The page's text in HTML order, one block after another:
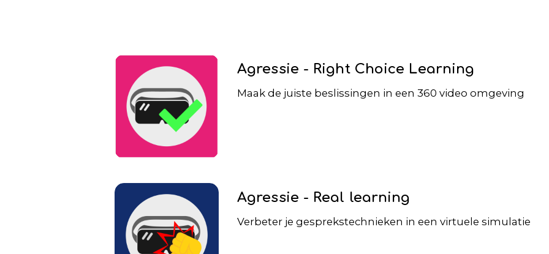
Agressie - Right Choice Learning
Maak de juiste beslissingen in een 360 video omgeving
Agressie - Real learning
Verbeter je gesprekstechnieken in een virtuele simulatie